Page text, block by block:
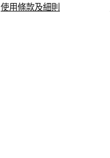
使用條款及細則